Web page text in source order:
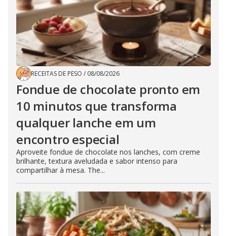
RECEITAS DE PESO / 08/08/2026
Fondue de chocolate pronto em
10 minutos que transforma
qualquer lanche em um
encontro especial
Aproveite fondue de chocolate nos lanches, com creme
brilhante, textura aveludada e sabor intenso para
compartilhar à mesa. The...